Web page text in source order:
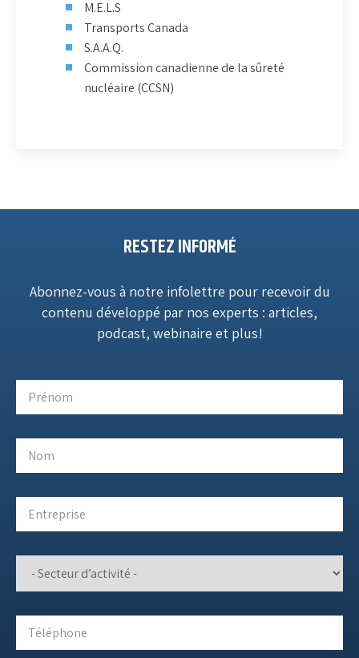
M.E.L.S
Transports Canada
S.A.A.Q.
Commission canadienne de la sûreté
nucléaire (CCSN)
RESTEZ INFORMÉ
Abonnez-vous à notre infolettre pour recevoir du
contenu développé par nos experts : articles,
podcast, webinaire et plus!